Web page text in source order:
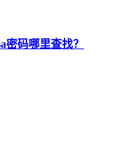
码哪里查找？